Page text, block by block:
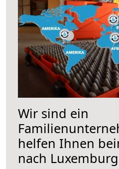
Wir sind ein
helfen Ihnen
nach Luxemburg